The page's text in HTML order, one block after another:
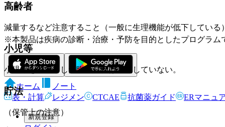
高齢者
減量するなど注意すること（一般に生理機能が低下している
小児等
小児等を対象とした臨床試験は実施していない。
貯法
（保管上の注意）
※本製品は疾病の診断・治療・予防を目的としたプログラム
ホーム
ノート
表・計算
レジメン CTCAE 抗菌薬ガイド ERマニュ
新規登録